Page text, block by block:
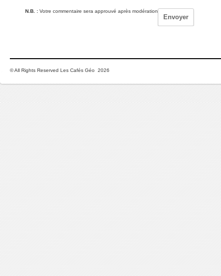
N.B. : Votre commentaire sera approuvé après modération
© All Rights Reserved Les Cafés Géo 2026